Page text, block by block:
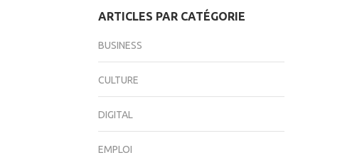
ARTICLES PAR CATÉGORIE
BUSINESS
CULTURE
DIGITAL
EMPLOI